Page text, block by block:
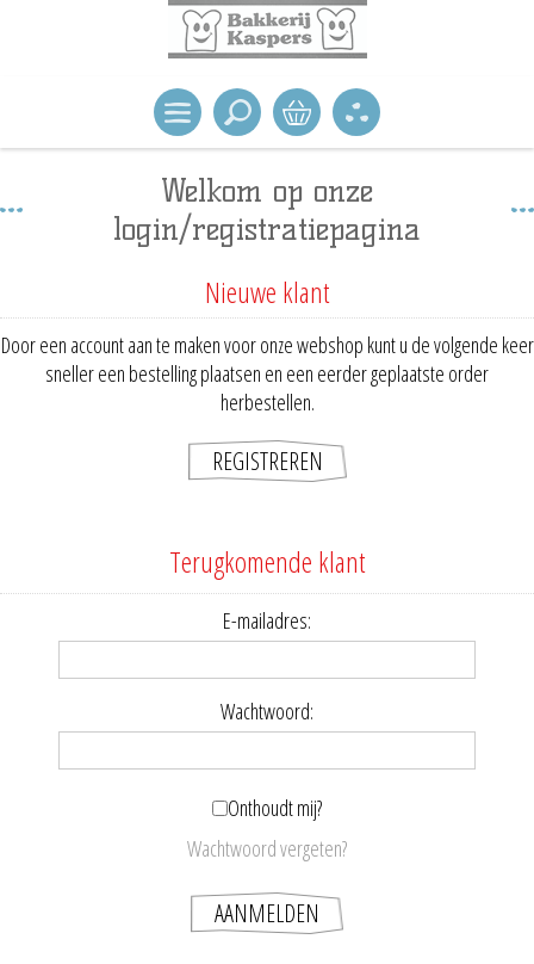
Welkom op onze
login/registratiepagina
Nieuwe klant
Door een account aan te maken voor onze webshop kunt u de volgende keer
sneller een bestelling plaatsen en een eerder geplaatste order
herbestellen.
Terugkomende klant
E-mailadres:
Wachtwoord:
Onthoudt mij?
Wachtwoord vergeten?